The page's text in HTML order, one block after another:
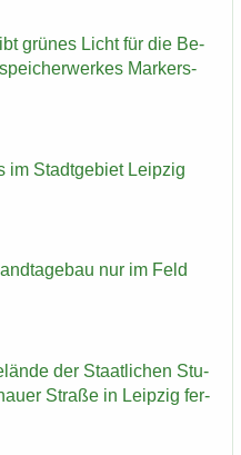
grü­nes Licht für die Be­
Mar­kers­
im Stadt­ge­biet Leip­zig
nur im Feld
der Staat­li­chen Stu­
Stra­ße in Leip­zig fer­